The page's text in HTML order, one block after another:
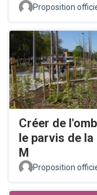
Proposition
Créer de
le parvis de
M
Proposition